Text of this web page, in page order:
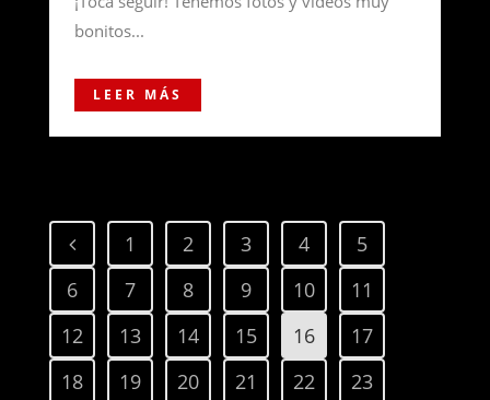
bonitos...
LEER MÁS
1 2 3 4
5
6
7 8 9 10
11
12
13 14 15 16
17
18
19 20 21 22
23